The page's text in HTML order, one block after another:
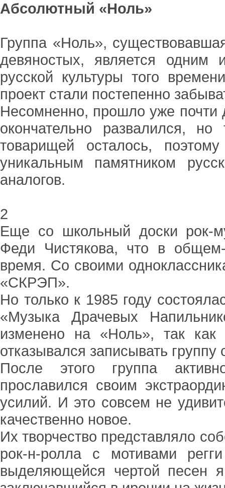
Абсолютный «Ноль»
Группа «Ноль»,
девяностых, является одним
русской культуры того
проект стали постепенно
Несомненно, прошло уже почти
окончательно развалился,
товарищей осталось,
уникальным памятником
аналогов.
2
Еще со школьный доски рок-
Феди Чистякова, что в
время. Со своими
«СКРЭП».
Но только к 1985 году
«Музыка Драчевых
изменено на «Ноль», так как
отказывался записывать
После этого группа
прославился своим
усилий. И это совсем не
качественно новое.
Их творчество представляло
рок-н-ролла с мотивами
выделяющейся чертой песен